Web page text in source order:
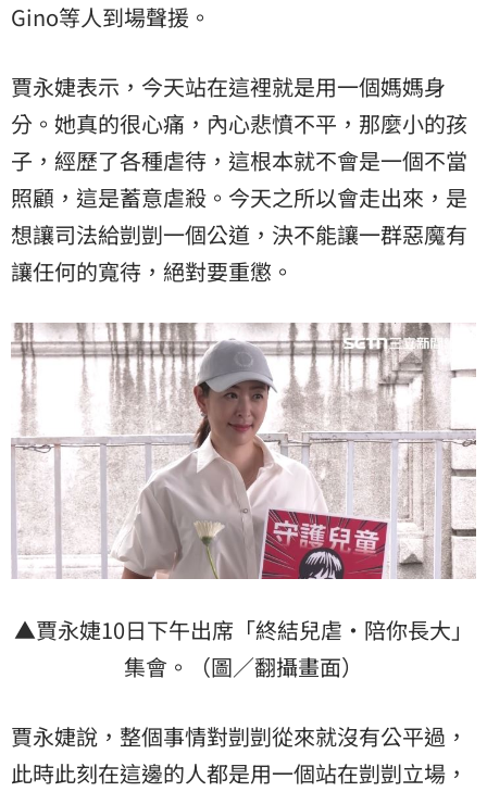
Gino等人到場聲援。
賈永婕表示，今天站在這裡就是用一個媽媽身
分。她真的很心痛，內心悲憤不平，那麼小的孩
子，經歷了各種虐待，這根本就不會是一個不當
照顧，這是蓄意虐殺。今天之所以會走出來，是
想讓司法給剴剴一個公道，決不能讓一群惡魔有
讓任何的寬待，絕對要重懲。
▲賈永婕10日下午出席「終結兒虐・陪你長大」
集會。（圖／翻攝畫面）
賈永婕說，整個事情對剴剴從來就沒有公平過，
此時此刻在這邊的人都是用一個站在剴剴立場，